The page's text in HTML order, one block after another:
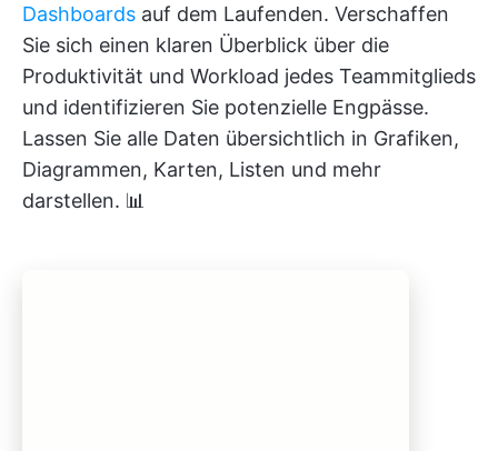
Dashboards auf dem Laufenden. Verschaffen
Sie sich einen klaren Überblick über die
Produktivität und Workload jedes Teammitglieds
und identifizieren Sie potenzielle Engpässe.
Lassen Sie alle Daten übersichtlich in Grafiken,
Diagrammen, Karten, Listen und mehr
darstellen. 📊